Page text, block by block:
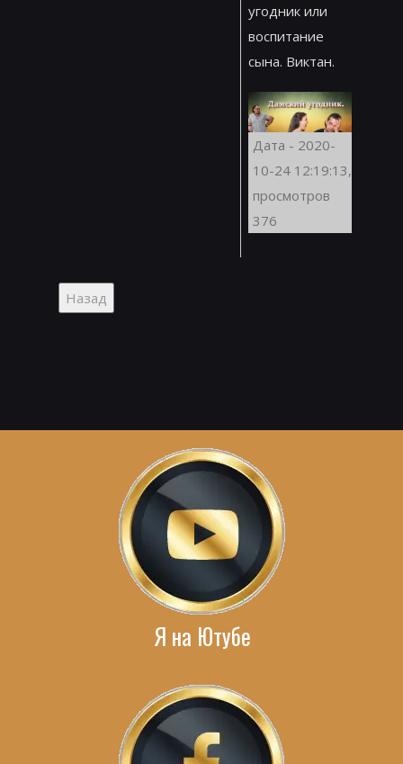
угодник или
воспитание
сына. Виктан.
Дата - 2020-
10-24 12:19:13,
просмотров
376
Я на Ютубе